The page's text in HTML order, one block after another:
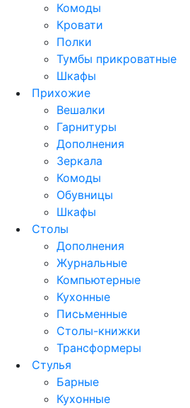
Комоды
Кровати
Полки
Тумбы прикроватные
Шкафы
Прихожие
Вешалки
Гарнитуры
Дополнения
Зеркала
Комоды
Обувницы
Шкафы
Столы
Дополнения
Журнальные
Компьютерные
Кухонные
Письменные
Столы-книжки
Трансформеры
Стулья
Барные
Кухонные